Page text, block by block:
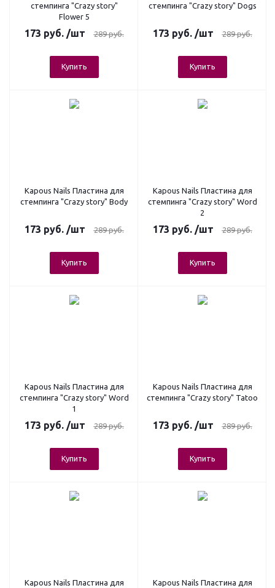
стемпинга "Crazy story"
Flower 5
173 руб. /шт 289руб.
Купить
стемпинга "Crazy story" Dogs
173 руб. /шт 289руб.
Купить
Kapous Nails Пластина для
стемпинга "Crazy story" Body
173 руб. /шт 289руб.
Купить
Kapous Nails Пластина для
стемпинга "Crazy story" Word
2
173 руб. /шт 289руб.
Купить
Kapous Nails Пластина для
стемпинга "Crazy story" Word
1
173 руб. /шт 289руб.
Купить
Kapous Nails Пластина для
стемпинга "Crazy story" Tatoo
173 руб. /шт 289руб.
Купить
Kapous Nails Пластина для
Kapous Nails Пластина для